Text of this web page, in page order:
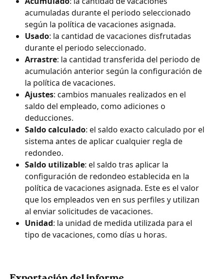
acumuladas durante el periodo seleccionado
según la política de vacaciones asignada.
Usado: la cantidad de vacaciones disfrutadas
durante el periodo seleccionado.
Arrastre: la cantidad transferida del periodo de
acumulación anterior según la configuración de
la política de vacaciones.
Ajustes: cambios manuales realizados en el
saldo del empleado, como adiciones o
deducciones.
Saldo calculado: el saldo exacto calculado por el
sistema antes de aplicar cualquier regla de
redondeo.
Saldo utilizable: el saldo tras aplicar la
configuración de redondeo establecida en la
política de vacaciones asignada. Este es el valor
que los empleados ven en sus perfiles y utilizan
al enviar solicitudes de vacaciones.
Unidad: la unidad de medida utilizada para el
tipo de vacaciones, como días u horas.